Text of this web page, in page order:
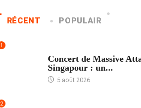
RÉCENT POPULAIR
1
Concert de Massive
Singapour : un...
5 août 2026
2